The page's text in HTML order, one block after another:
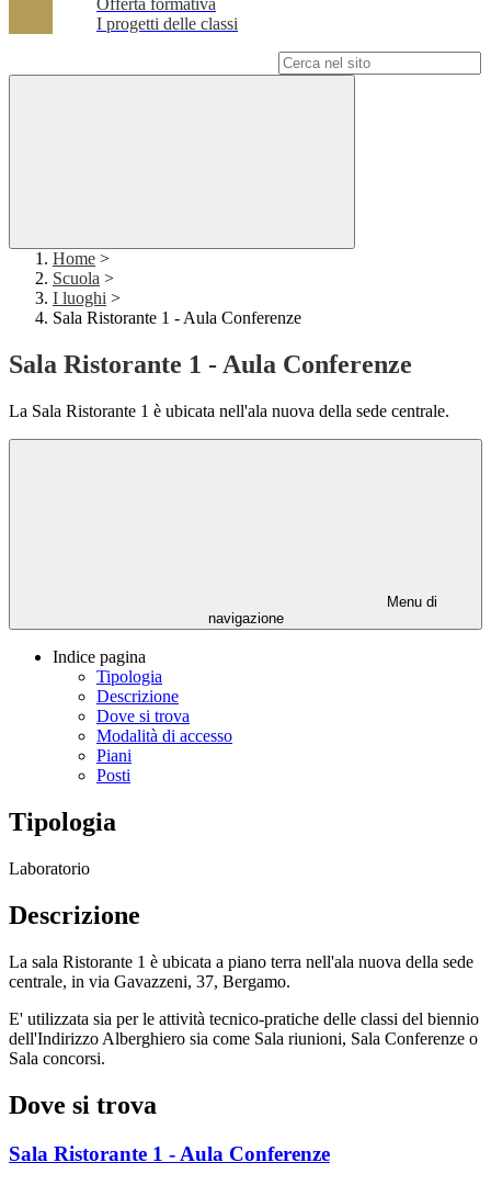
Offerta formativa
I progetti delle classi
Home >
Scuola >
I luoghi >
Sala Ristorante 1 - Aula Conferenze
Sala Ristorante 1 - Aula Conferenze
La Sala Ristorante 1 è ubicata nell'ala nuova della sede centrale.
Menu di
navigazione
Indice pagina
Tipologia
Descrizione
Dove si trova
Modalità di accesso
Piani
Posti
Tipologia
Laboratorio
Descrizione
La sala Ristorante 1 è ubicata a piano terra nell'ala nuova della sede
centrale, in via Gavazzeni, 37, Bergamo.
E' utilizzata sia per le attività tecnico-pratiche delle classi del biennio
dell'Indirizzo Alberghiero sia come Sala riunioni, Sala Conferenze o
Sala concorsi.
Dove si trova
Sala Ristorante 1 - Aula Conferenze